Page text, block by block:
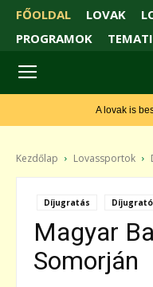
FŐOLDAL LOVAK
PROGRAMOK
A lovak is
Kezdőlap Lovassportok
Díjugratás
Magyar
Somorján